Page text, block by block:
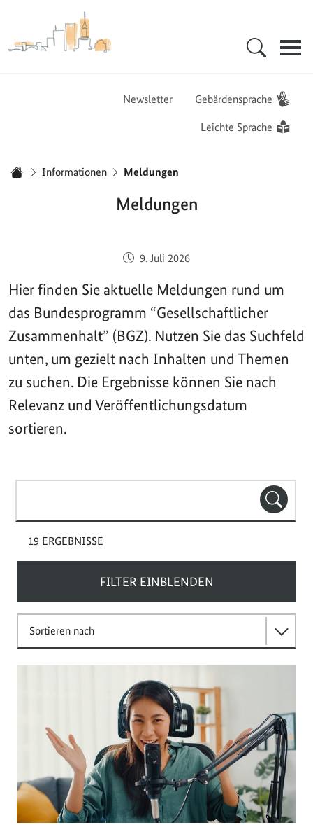
Zur Startseite - BGZ - Bundesamt für Migration und Flüchtlinge
Newsletter Gebärdensprache
Leichte Sprache
Informationen Meldungen
Meldungen
Veröffentlicht am:
9. Juli 2026
Hier finden Sie aktuelle Meldungen rund um
das Bundesprogramm “Gesellschaftlicher
Zusammenhalt” (BGZ). Nutzen Sie das Suchfeld
unten, um gezielt nach Inhalten und Themen
zu suchen. Die Ergebnisse können Sie nach
Relevanz und Veröffentlichungsdatum
sortieren.
19 ERGEBNISSE
FILTER EINBLENDEN
Sortieren nach